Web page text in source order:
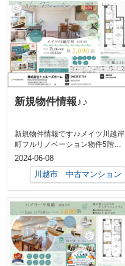
新規物件情報♪♪
新規物件情報です♪♪メイツ川越岸
町フルリノベーション物件5階部
分2LDK 56㎡南西向き川越駅
徒歩...
2024-06-08
川越市 中古マンション